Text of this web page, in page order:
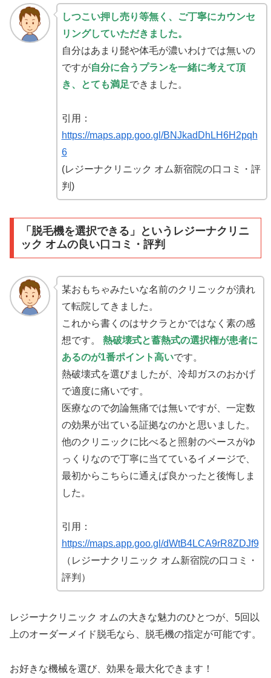
しつこい押し売り等無く、ご丁寧にカウンセ
リングしていただきました。
自分はあまり髭や体毛が濃いわけでは無いの
ですが自分に合うプランを一緒に考えて頂
き、とても満足できました。
引用：
https://maps.app.goo.gl/BNJkadDhLH6H2pqh
6
(レジーナクリニック オム新宿院の口コミ・評
判)
「脱毛機を選択できる」というレジーナクリニ
ック オムの良い口コミ・評判
某おもちゃみたいな名前のクリニックが潰れ
て転院してきました。
これから書くのはサクラとかではなく素の感
想です。 熱破壊式と蓄熱式の選択権が患者に
あるのが1番ポイント高いです。
熱破壊式を選びましたが、冷却ガスのおかげ
で適度に痛いです。
医療なので勿論無痛では無いですが、一定数
の効果が出ている証拠なのかと思いました。
他のクリニックに比べると照射のペースがゆ
っくりなので丁寧に当てているイメージで、
最初からこちらに通えば良かったと後悔しま
した。
引用：
https://maps.app.goo.gl/dWtB4LCA9rR8ZDJf9
（レジーナクリニック オム新宿院の口コミ・
評判）
レジーナクリニック オムの大きな魅力のひとつが、5回以
上のオーダーメイド脱毛なら、脱毛機の指定が可能です。
お好きな機械を選び、効果を最大化できます！